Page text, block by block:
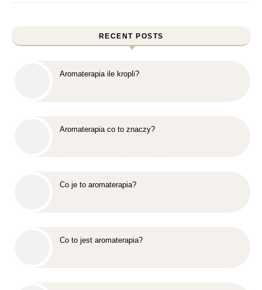
RECENT POSTS
Aromaterapia ile kropli?
Aromaterapia co to znaczy?
Co je to aromaterapia?
Co to jest aromaterapia?